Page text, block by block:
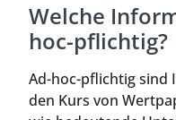
Welche
hoc-pflichtig?
Ad-hoc-pflichtig sind
den Kurs von